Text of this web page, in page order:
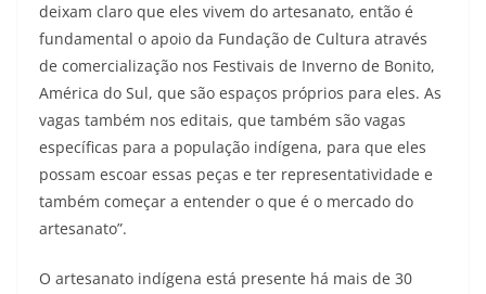
deixam claro que eles vivem do artesanato, então é
fundamental o apoio da Fundação de Cultura através
de comercialização nos Festivais de Inverno de Bonito,
América do Sul, que são espaços próprios para eles. As
vagas também nos editais, que também são vagas
específicas para a população indígena, para que eles
possam escoar essas peças e ter representatividade e
também começar a entender o que é o mercado do
artesanato”.
O artesanato indígena está presente há mais de 30